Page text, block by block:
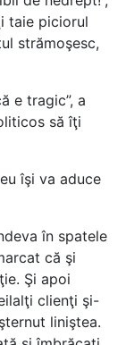
taie piciorul
strămoşesc,
e tragic”, a
să îţi
îşi va aduce
în spatele
că şi
Şi apoi
clienţi şi-
liniştea.